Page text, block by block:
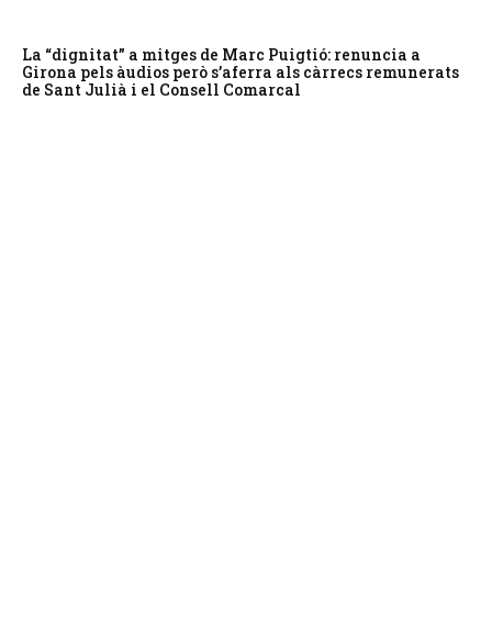
La “dignitat” a mitges de Marc Puigtió: renuncia a
Girona pels àudios però s’aferra als càrrecs remunerats
de Sant Julià i el Consell Comarcal